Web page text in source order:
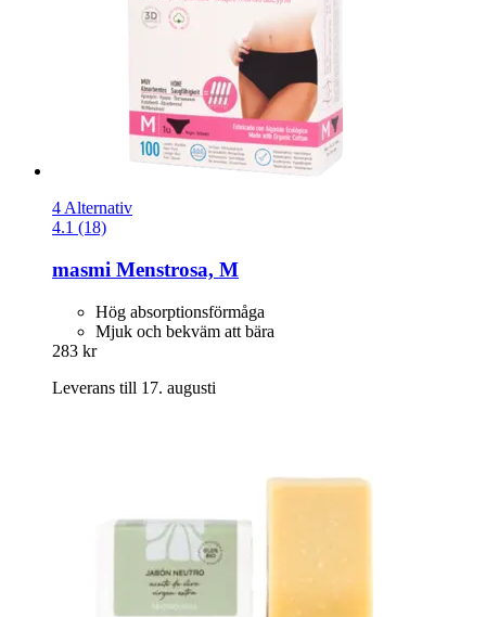
4 Alternativ
4.1 (18)
masmi Menstrosa, M
Hög absorptionsförmåga
Mjuk och bekväm att bära
283 kr
Leverans till 17. augusti